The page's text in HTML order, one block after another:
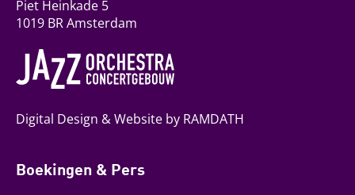
Piet Heinkade 5
1019 BR Amsterdam
Digital Design & Website by RAMDATH
Boekingen & Pers